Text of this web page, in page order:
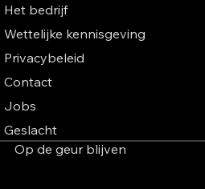
Het bedrijf
Wettelijke kennisgeving
Privacybeleid
Contact
Jobs
Geslacht
Op de geur blijven